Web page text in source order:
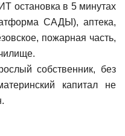
остановка в 5 минутах
САДЫ), аптека,
пожарная часть,
собственник, без
капитал не